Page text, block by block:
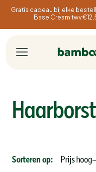
Gratis cadeau bij elke
Base Cream twv
Sorteren op: Prijs